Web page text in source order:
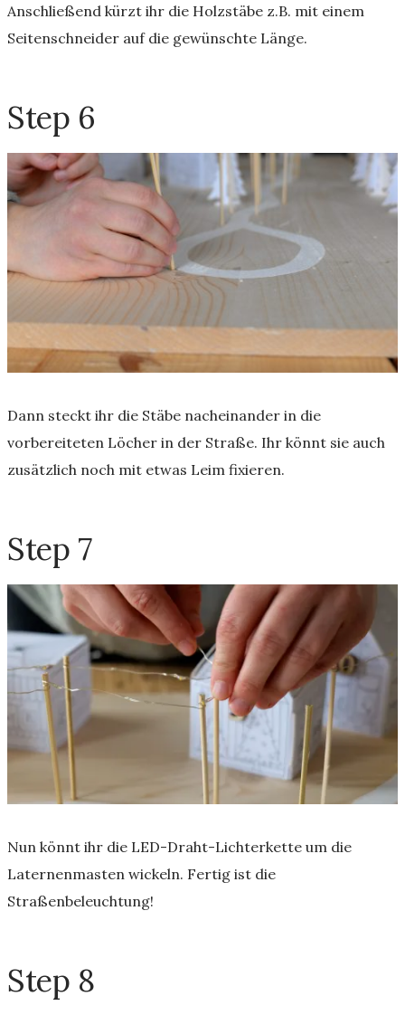
Anschließend kürzt ihr die Holzstäbe z.B. mit einem
Seitenschneider auf die gewünschte Länge.
Step 6
Dann steckt ihr die Stäbe nacheinander in die
vorbereiteten Löcher in der Straße. Ihr könnt sie auch
zusätzlich noch mit etwas Leim fixieren.
Step 7
Nun könnt ihr die LED-Draht-Lichterkette um die
Laternenmasten wickeln. Fertig ist die
Straßenbeleuchtung!
Step 8